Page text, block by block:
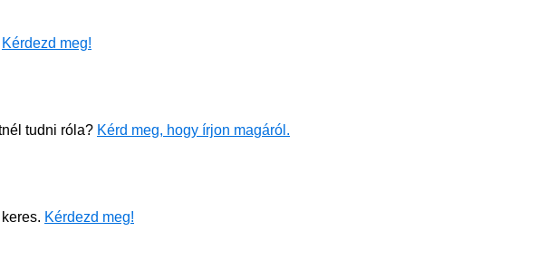
Kérdezd meg!
tudni róla? Kérd meg, hogy írjon magáról.
Kérdezd meg!